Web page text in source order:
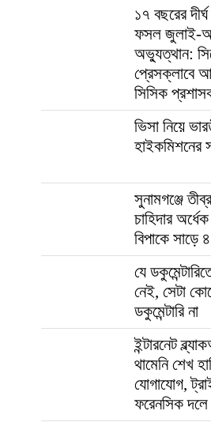
১৭ বছরের
ফসল জুলাই-
অভ্যুত্থান:
প্রেসক্লাবে
সিসিক
ভিসা নিয়ে
হাইকমিশনের
সুনামগঞ্জে
চাহিদার
বিপাকে সাড়ে
যে
নেই, সেটা
ডকুমেন্টারি না
ইন্টারনেট
থামেনি শেখ
যোগাযোগ,
ফরেনসিক